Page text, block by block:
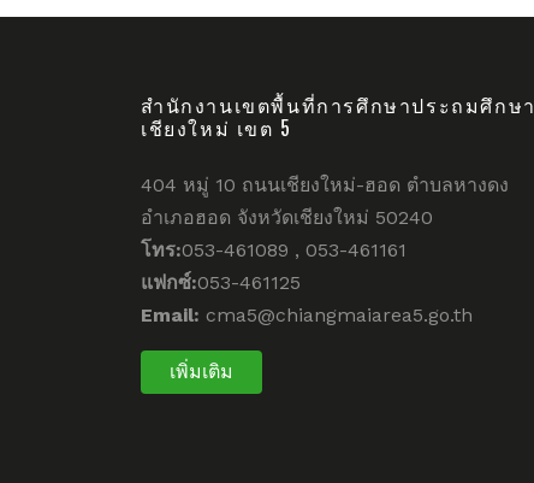
สำนักงานเขตพื้นที่การศึกษาประถมศึกษา
เชียงใหม่ เขต 5
404 หมู่ 10 ถนนเชียงใหม่-ฮอด ตำบลหางดง
อำเภอฮอด จังหวัดเชียงใหม่ 50240
โทร:053-461089 , 053-461161
แฟกซ์:053-461125
Email: cma5@chiangmaiarea5.go.th
เพิ่มเติม